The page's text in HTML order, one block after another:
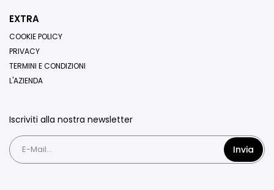
EXTRA
COOKIE POLICY
PRIVACY
TERMINI E CONDIZIONI
L'AZIENDA
Iscriviti alla nostra newsletter
Invia